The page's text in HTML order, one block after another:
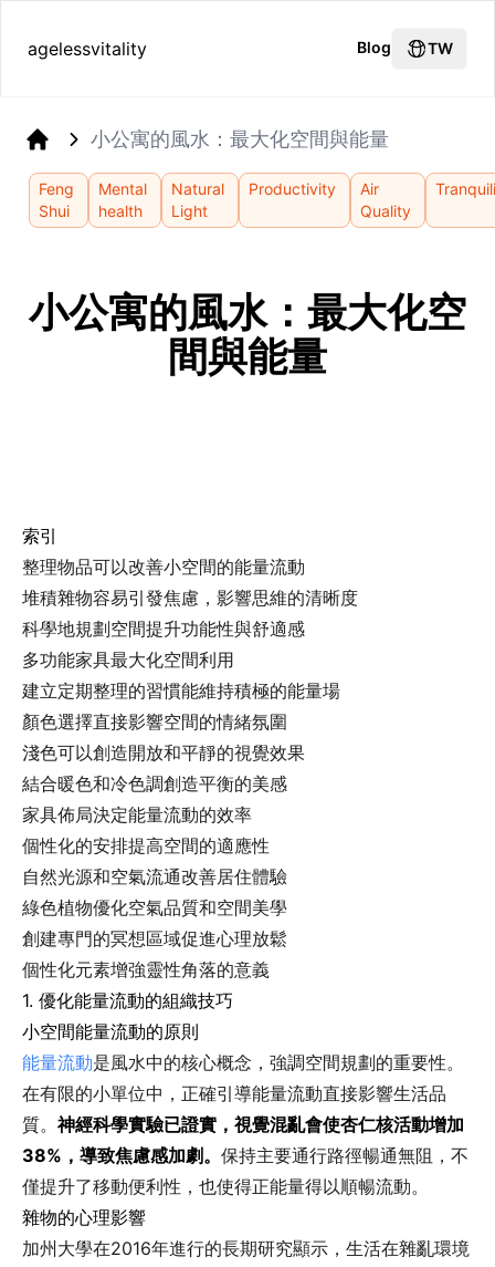
agelessvitality Blog TW
小公寓的風水：最大化空間與能量
Feng
Shui
Mental
health
Natural
Light
Productivity
Air
Quality
小公寓的風水：最大化空
間與能量
索引
整理物品可以改善小空間的能量流動
堆積雜物容易引發焦慮，影響思維的清晰度
科學地規劃空間提升功能性與舒適感
多功能家具最大化空間利用
建立定期整理的習慣能維持積極的能量場
顏色選擇直接影響空間的情緒氛圍
淺色可以創造開放和平靜的視覺效果
結合暖色和冷色調創造平衡的美感
家具佈局決定能量流動的效率
個性化的安排提高空間的適應性
自然光源和空氣流通改善居住體驗
綠色植物優化空氣品質和空間美學
創建專門的冥想區域促進心理放鬆
個性化元素增強靈性角落的意義
1. 優化能量流動的組織技巧
小空間能量流動的原則
能量流動是風水中的核心概念，強調空間規劃的重要性。
在有限的小單位中，正確引導能量流動直接影響生活品
質。神經科學實驗已證實，視覺混亂會使杏仁核活動增加
38%，導致焦慮感加劇。 保持主要通行路徑暢通無阻，不
僅提升了移動便利性，也使得正能量得以順暢流動。
雜物的心理影響
加州大學在2016年進行的長期研究顯示，生活在雜亂環境